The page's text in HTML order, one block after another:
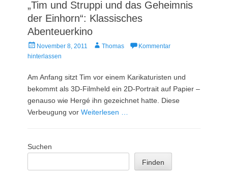
„Tim und Struppi und das Geheimnis
der Einhorn“: Klassisches
Abenteuerkino
Veröffentlicht
am
November 8, 2011 AutorThomas
Kommentar
hinterlassen
Am Anfang sitzt Tim vor einem Karikaturisten und
bekommt als 3D-Filmheld ein 2D-Portrait auf Papier –
genauso wie Hergé ihn gezeichnet hatte. Diese
Verbeugung vor Weiterlesen …
Suchen
Finden